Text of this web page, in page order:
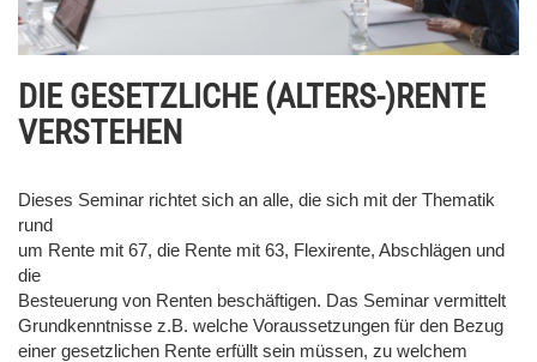
DIE GESETZLICHE (ALTERS-)RENTE
VERSTEHEN
Dieses Seminar richtet sich an alle, die sich mit der Thematik
rund
um Rente mit 67, die Rente mit 63, Flexirente, Abschlägen und
die
Besteuerung von Renten beschäftigen. Das Seminar vermittelt
Grundkenntnisse z.B. welche Voraussetzungen für den Bezug
einer gesetzlichen Rente erfüllt sein müssen, zu welchem